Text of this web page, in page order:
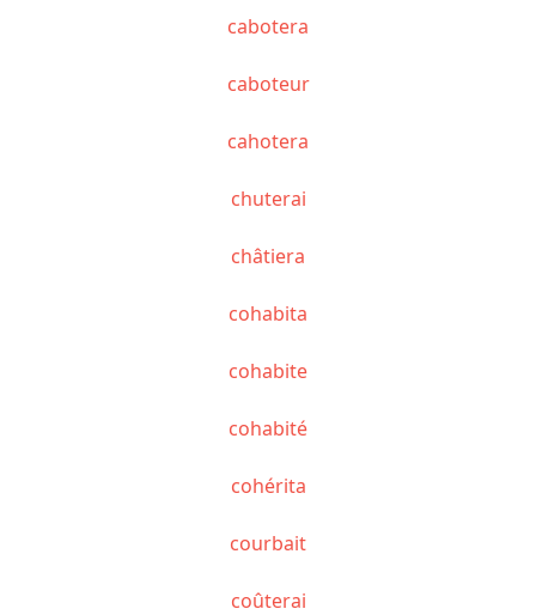
cabotera
caboteur
cahotera
chuterai
châtiera
cohabita
cohabite
cohabité
cohérita
courbait
coûterai